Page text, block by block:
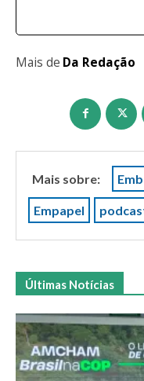
Mais de Da Redação
Mais sobre:
Empapel
Últimas Notícias